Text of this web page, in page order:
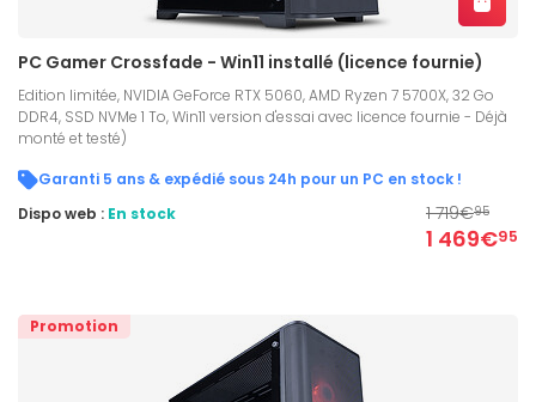
PC Gamer Crossfade - Win11 installé (licence fournie)
Edition limitée, NVIDIA GeForce RTX 5060, AMD Ryzen 7 5700X, 32 Go
DDR4, SSD NVMe 1 To, Win11 version d'essai avec licence fournie - Déjà
monté et testé)
Garanti 5 ans & expédié sous 24h pour un PC en stock !
1 719€95
1 469€95
Dispo web : En stock
Promotion